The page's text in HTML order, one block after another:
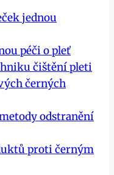
jednou
péči o pleť
čištění pleti
černých
odstranění
proti černým